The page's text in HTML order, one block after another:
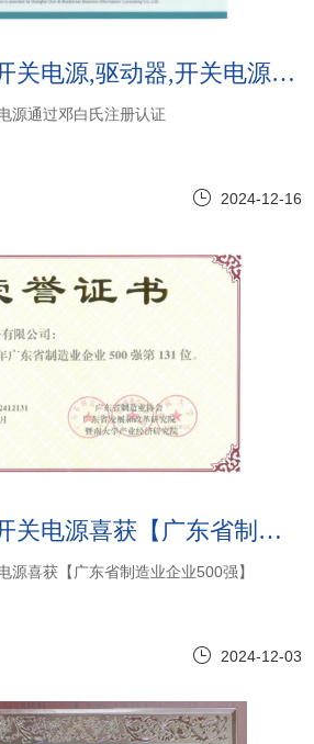
伊戈尔,驱动器,开关电源,驱动器,开关电源:伊戈尔,驱动器,开关电源通过邓白氏注册认证
源通过邓白氏注册认证
2024-12-16
伊戈尔,驱动器,开关电源喜获【广东省制造业企业500强】
源喜获【广东省制造业企业500强】
2024-12-03